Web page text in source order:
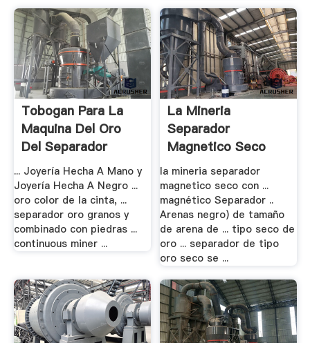
Tobogan Para La
Maquina Del Oro
Del Separador
... Joyería Hecha A Mano y
Joyería Hecha A Negro ...
oro color de la cinta, ...
separador oro granos y
combinado con piedras ...
continuous miner ...
La Mineria
Separador
Magnetico Seco
Con Caja De .
la mineria separador
magnetico seco con ...
magnético Separador ..
Arenas negro) de tamaño
de arena de ... tipo seco de
oro ... separador de tipo
oro seco se ...